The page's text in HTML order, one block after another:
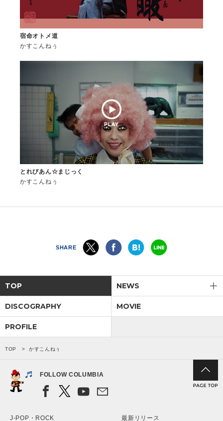
宿命オトメ道
かすこんねぅ
とれびあん☆まじっく
かすこんねぅ
SHARE
TOP NEWS
DISCOGRAPHY MOVIE
PROFILE
TOP かすこんねぅ
FOLLOW COLUMBIA
J-POP・ROCK 最新リリース